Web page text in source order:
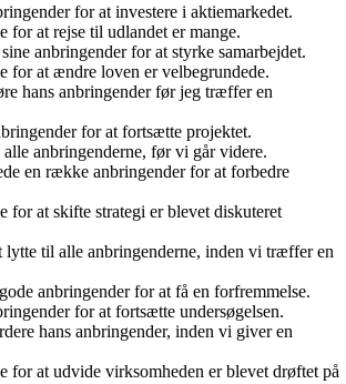
for at investere i aktiemarkedet.
for at rejse til udlandet er mange.
anbringender for at styrke samarbejdet.
for at ændre loven er velbegrundede.
hans anbringender før jeg træffer en
for at fortsætte projektet.
anbringenderne, før vi går videre.
en række anbringender for at forbedre
for at skifte strategi er blevet diskuteret
lytte til alle anbringenderne, inden vi træffer en
anbringender for at få en forfremmelse.
for at fortsætte undersøgelsen.
hans anbringender, inden vi giver en
for at udvide virksomheden er blevet drøftet på